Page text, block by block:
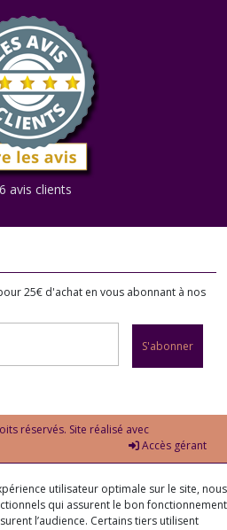
avis clients
25€ d'achat en vous abonnant à nos
S'abonner
réservés. Site réalisé avec
Accès gérant
utilisateur optimale sur le site, nous
qui assurent le bon fonctionnement
l’audience. Certains tiers utilisent